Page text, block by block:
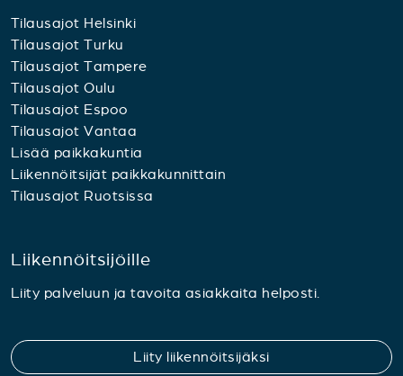
Tilausajot Helsinki
Tilausajot Turku
Tilausajot Tampere
Tilausajot Oulu
Tilausajot Espoo
Tilausajot Vantaa
Lisää paikkakuntia
Liikennöitsijät paikkakunnittain
Tilausajot Ruotsissa
Liikennöitsijöille
Liity palveluun ja tavoita asiakkaita helposti.
Liity liikennöitsijäksi